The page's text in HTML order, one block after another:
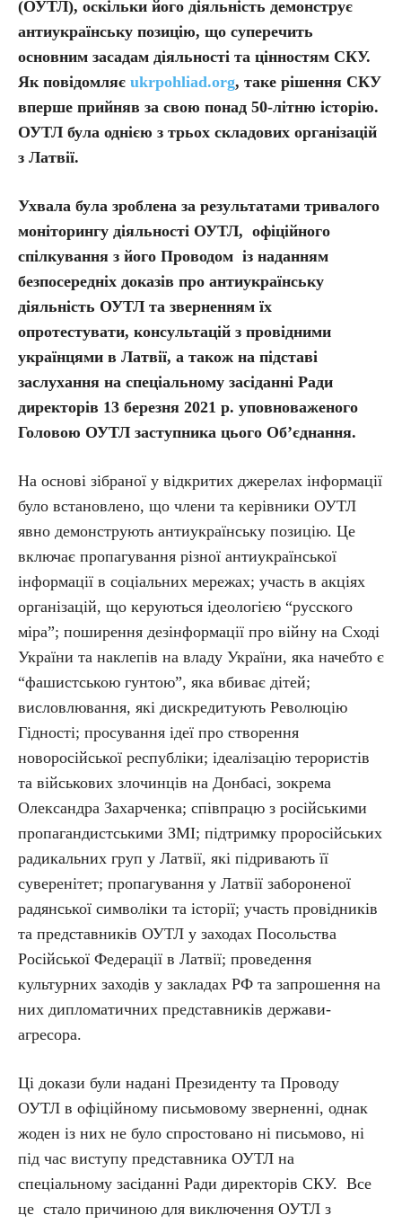
(ОУТЛ), оскільки його діяльність демонструє
антиукраїнську позицію, що суперечить
основним засадам діяльності та цінностям СКУ.
Як повідомляє ukrpohliad.org, таке рішення СКУ
вперше прийняв за свою понад 50-літню історію.
ОУТЛ була однією з трьох складових організацій
з Латвії.
Ухвала була зроблена за результатами тривалого
моніторингу діяльності ОУТЛ, офіційного
спілкування з його Проводом із наданням
безпосередніх доказів про антиукраїнську
діяльність ОУТЛ та зверненням їх
опротестувати, консультацій з провідними
українцями в Латвії, а також на підставі
заслухання на спеціальному засіданні Ради
директорів 13 березня 2021 р. уповноваженого
Головою ОУТЛ заступника цього Об’єднання.
На основі зібраної у відкритих джерелах інформації
було встановлено, що члени та керівники ОУТЛ
явно демонструють антиукраїнську позицію. Це
включає пропагування різної антиукраїнської
інформації в соціальних мережах; участь в акціях
організацій, що керуються ідеологією “русского
міра”; поширення дезінформації про війну на Сході
України та наклепів на владу України, яка начебто є
“фашистською гунтою”, яка вбиває дітей;
висловлювання, які дискредитують Революцію
Гідності; просування ідеї про створення
новоросійської республіки; ідеалізацію терористів
та військових злочинців на Донбасі, зокрема
Олександра Захарченка; співпрацю з російськими
пропагандистськими ЗМІ; підтримку проросійських
радикальних груп у Латвії, які підривають її
суверенітет; пропагування у Латвії забороненої
радянської символіки та історії; участь провідників
та представників ОУТЛ у заходах Посольства
Російської Федерації в Латвії; проведення
культурних заходів у закладах РФ та запрошення на
них дипломатичних представників держави-
агресора.
Ці докази були надані Президенту та Проводу
ОУТЛ в офіційному письмовому зверненні, однак
жоден із них не було спростовано ні письмово, ні
під час виступу представника ОУТЛ на
спеціальному засіданні Ради директорів СКУ. Все
це стало причиною для виключення ОУТЛ з